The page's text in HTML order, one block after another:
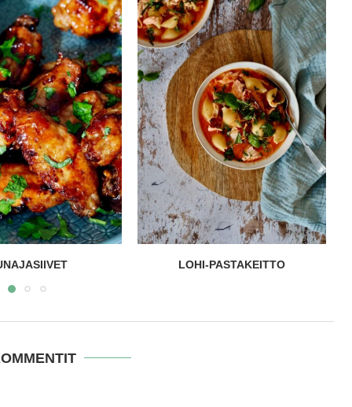
PASTAKEITTO KALATACOT